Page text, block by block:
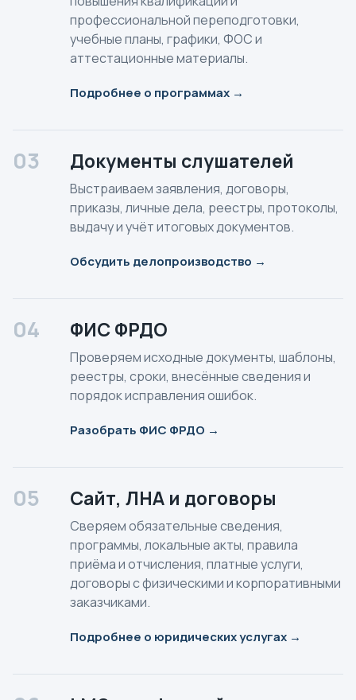
профессиональной переподготовки,
учебные планы, графики, ФОС и
аттестационные материалы.
Подробнее о программах →
03 Документы слушателей
Выстраиваем заявления, договоры,
приказы, личные дела, реестры, протоколы,
выдачу и учёт итоговых документов.
Обсудить делопроизводство →
04 ФИС ФРДО
Проверяем исходные документы, шаблоны,
реестры, сроки, внесённые сведения и
порядок исправления ошибок.
Разобрать ФИС ФРДО →
05 Сайт, ЛНА и договоры
Сверяем обязательные сведения,
программы, локальные акты, правила
приёма и отчисления, платные услуги,
договоры с физическими и корпоративными
заказчиками.
Подробнее о юридических услугах →